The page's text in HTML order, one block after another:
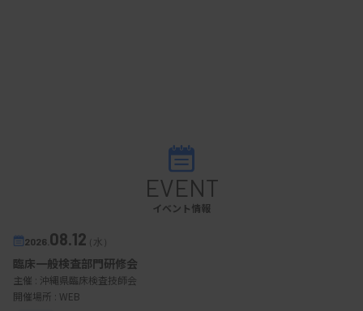
EVENT
イベント情報
2026. 08.12（水）
臨床一般検査部門研修会
主催 : 沖縄県臨床検査技師会
開催場所 : WEB